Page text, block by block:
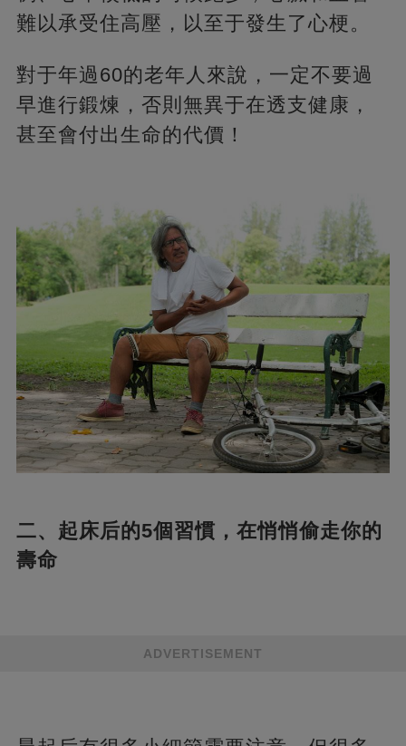
難以承受住高壓，以至于發生了心梗。
對于年過60的老年人來說，一定不要過
早進行鍛煉，否則無異于在透支健康，
甚至會付出生命的代價！
二、起床后的5個習慣，在悄悄偷走你的
壽命
ADVERTISEMENT